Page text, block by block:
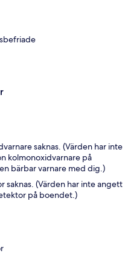
saknas. (Värden har inte
kolmonoxidvarnare på
bärbar varnare med dig.)
(Värden har inte angett
på boendet.)